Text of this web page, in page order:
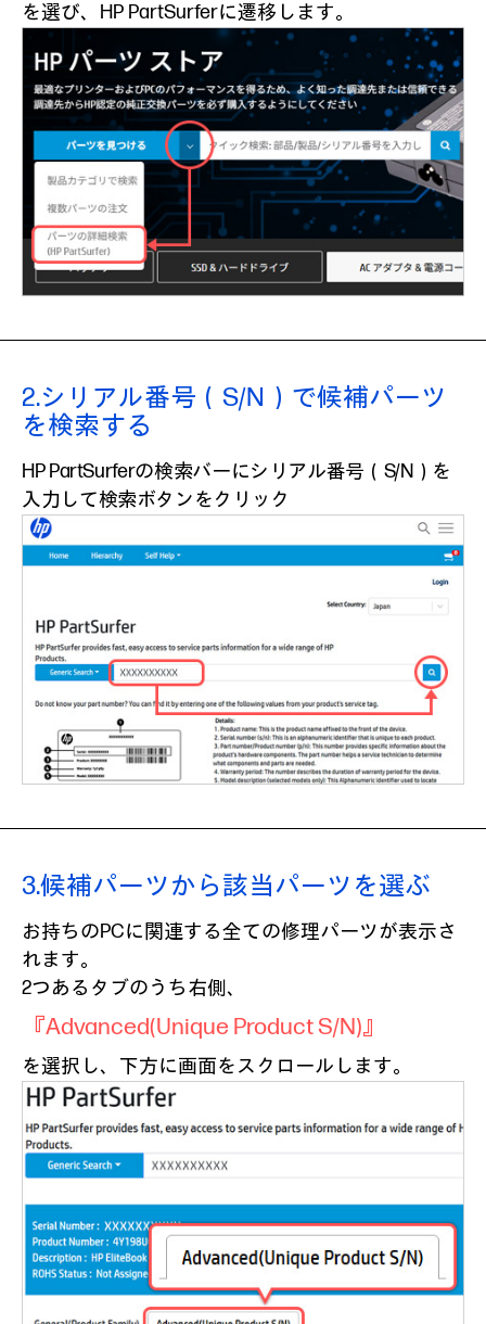
を選び、HP PartSurferに遷移します。
2.シリアル番号（S/N）で候補パーツ
を検索する
HP PartSurferの検索バーにシリアル番号（S/N）を
入力して検索ボタンをクリック
3.候補パーツから該当パーツを選ぶ
お持ちのPCに関連する全ての修理パーツが表示さ
れます。
2つあるタブのうち右側、
『Advanced(Unique Product S/N)』
を選択し、下方に画面をスクロールします。